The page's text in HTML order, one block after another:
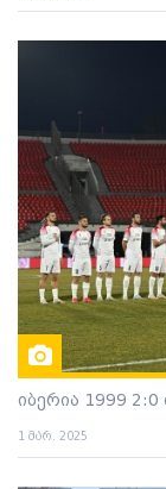
იბერია 1999
1 მარ. 2025